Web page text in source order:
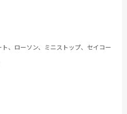
、ローソン、ミニストップ、セイコー